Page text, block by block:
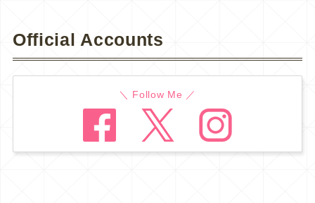
Official Accounts
＼ Follow Me ／